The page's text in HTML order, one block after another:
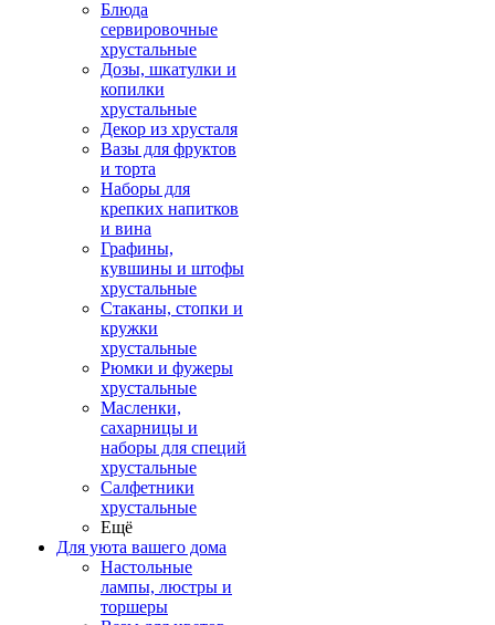
Блюда
сервировочные
хрустальные
Дозы, шкатулки и
копилки
хрустальные
Декор из хрусталя
Вазы для фруктов
и торта
Наборы для
крепких напитков
и вина
Графины,
кувшины и штофы
хрустальные
Стаканы, стопки и
кружки
хрустальные
Рюмки и фужеры
хрустальные
Масленки,
сахарницы и
наборы для специй
хрустальные
Салфетники
хрустальные
Ещё
Для уюта вашего дома
Настольные
лампы, люстры и
торшеры